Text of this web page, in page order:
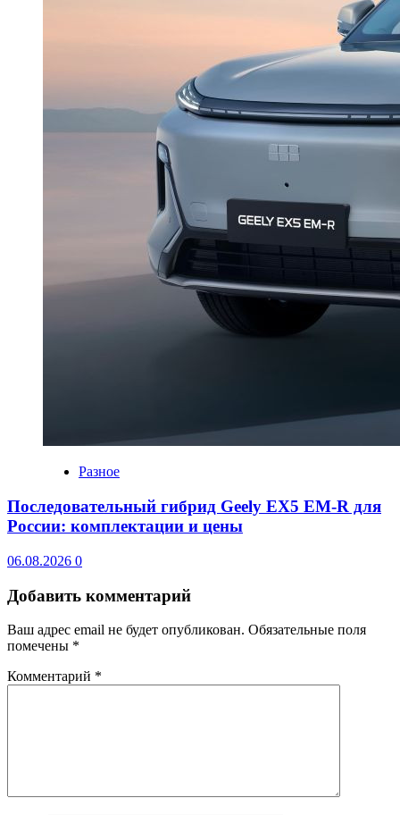
Разное
Последовательный гибрид Geely EX5 EM-R для
России: комплектации и цены
06.08.2026 0
Добавить комментарий
Ваш адрес email не будет опубликован. Обязательные поля
помечены *
Комментарий *